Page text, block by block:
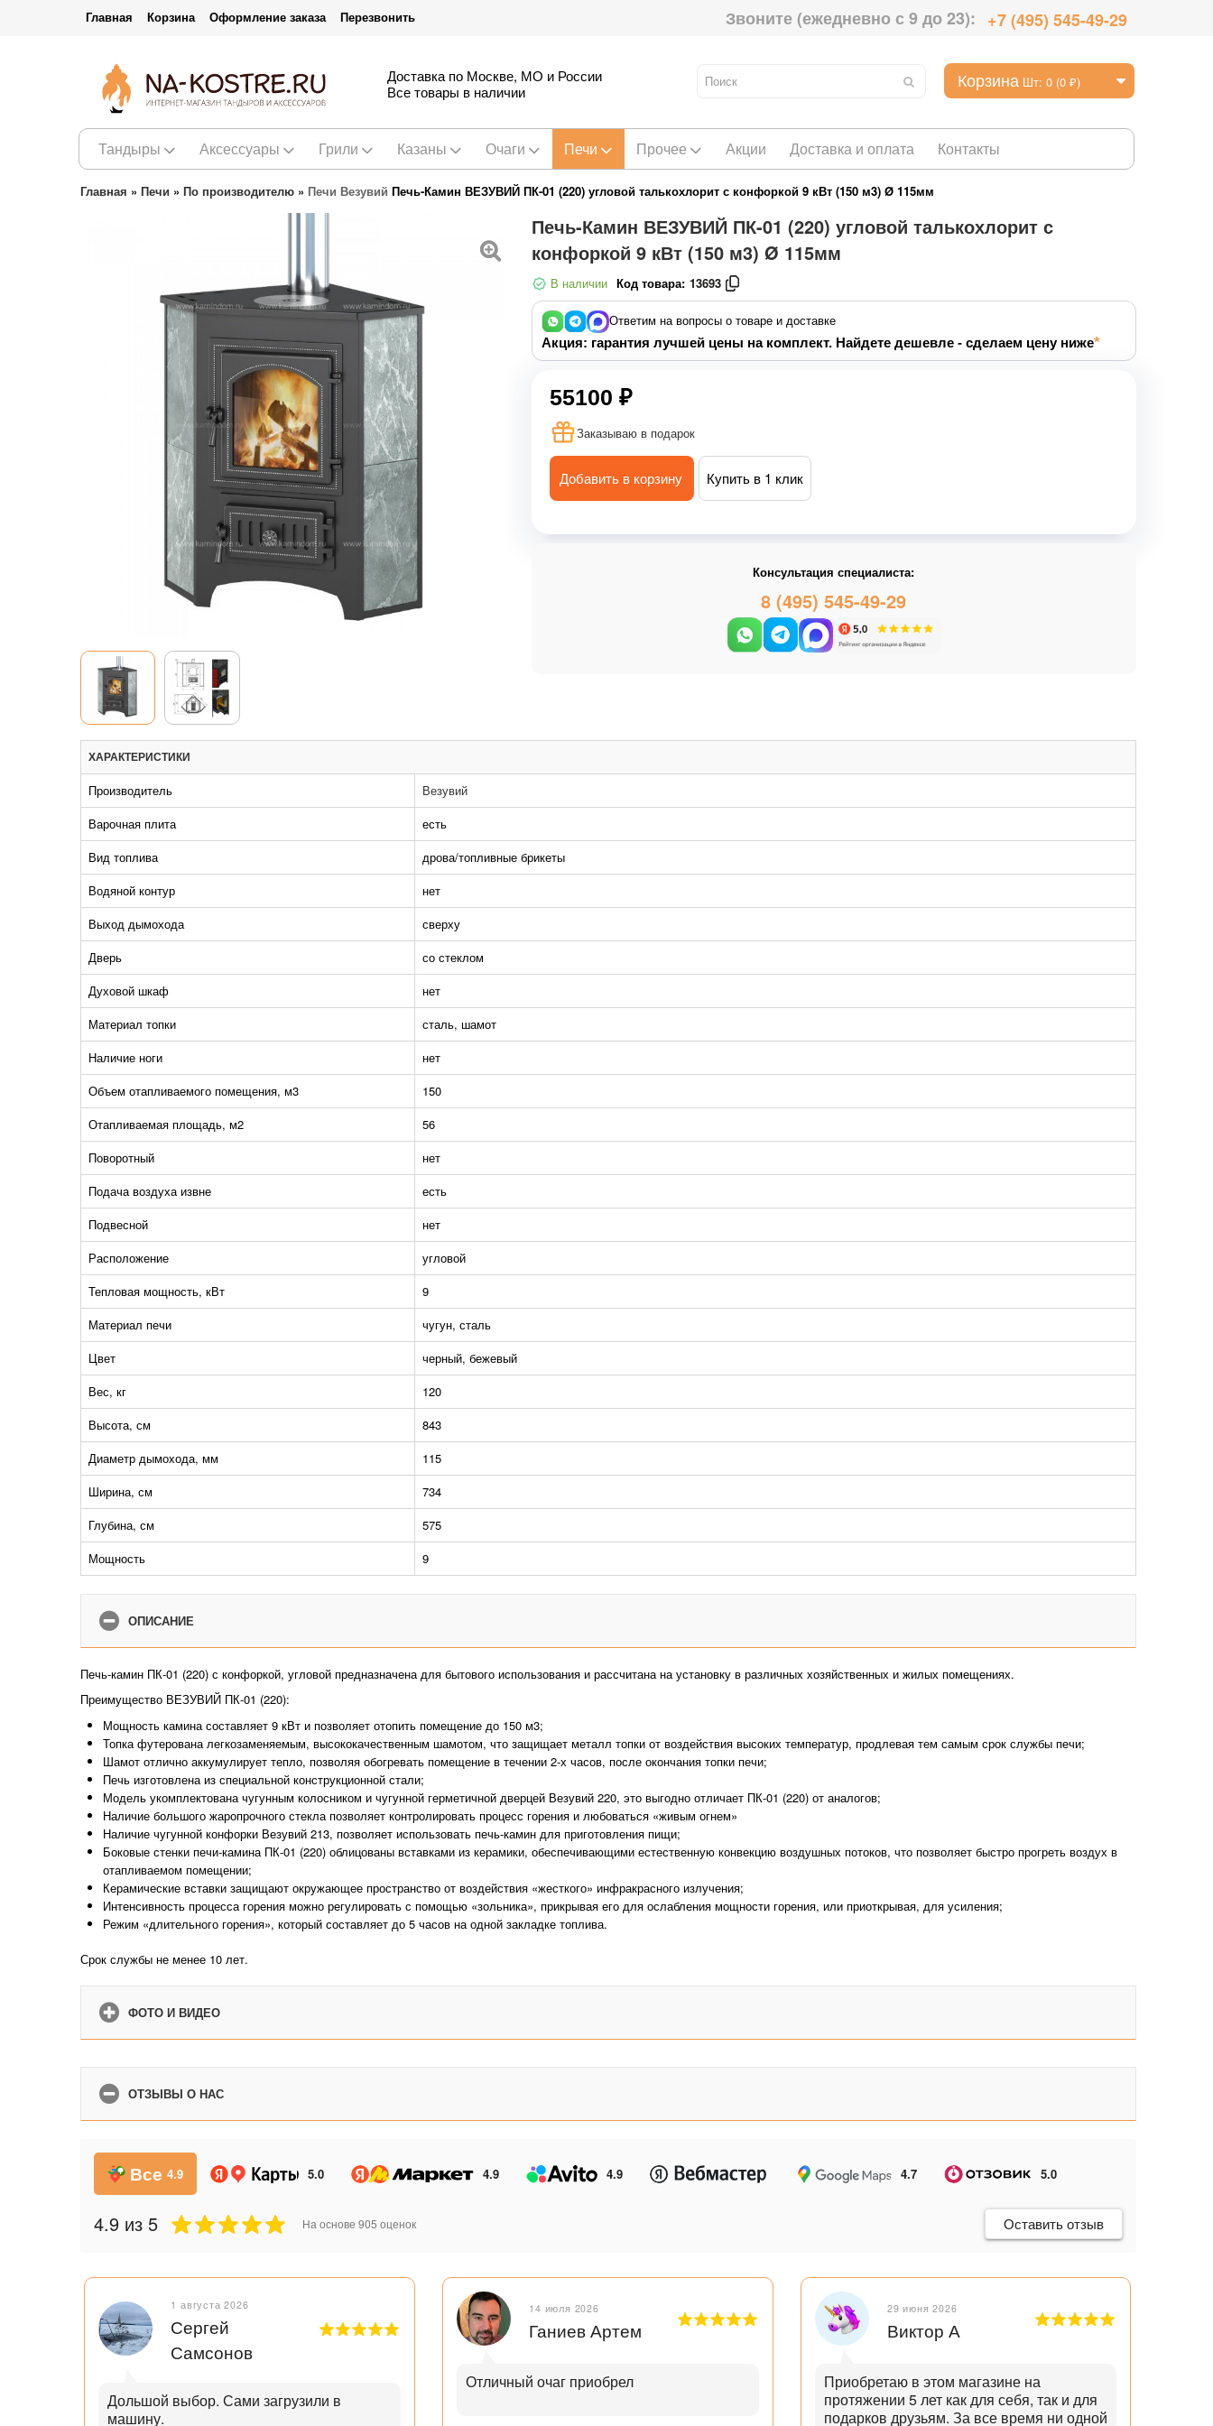
Главная Корзина Оформление заказа Перезвонить Звоните (ежедневно с 9 до 23): +7 (495) 545-49-29
Корзина Шт: 0 (0 ₽)
Доставка по Москве, МО и России
Все товары в наличии
Тандыры Аксессуары Грили Казаны Очаги Печи Прочее Акции Доставка и оплата Контакты
Главная » Печи » По производителю » Печи Везувий Печь-Камин ВЕЗУВИЙ ПК-01 (220) угловой талькохлорит с конфоркой 9 кВт (150 м3) Ø 115мм
Печь-Камин ВЕЗУВИЙ ПК-01 (220) угловой талькохлорит с
конфоркой 9 кВт (150 м3) Ø 115мм
В наличии Код товара: 13693
Ответим на вопросы о товаре и доставке
Акция: гарантия лучшей цены на комплект. Найдете дешевле - сделаем цену ниже
55100 ₽
Заказываю в подарок
Добавить в корзину Купить в 1 клик
Консультация специалиста:
8 (495) 545-49-29
ХАРАКТЕРИСТИКИ
Производитель
Везувий
Варочная плита
есть
Вид топлива
дрова/топливные брикеты
Водяной контур
нет
Выход дымохода
сверху
Дверь
со стеклом
Духовой шкаф
нет
Материал топки
сталь, шамот
Наличие ноги
нет
Объем отапливаемого помещения, м3
150
Отапливаемая площадь, м2
56
Поворотный
нет
Подача воздуха извне
есть
Подвесной
нет
Расположение
угловой
Тепловая мощность, кВт
9
Материал печи
чугун, сталь
Цвет
черный, бежевый
Вес, кг
120
Высота, см
843
Диаметр дымохода, мм
115
Ширина, см
734
Глубина, см
575
Мощность
9
ОПИСАНИЕ
Печь-камин ПК-01 (220) с конфоркой, угловой предназначена для бытового использования и рассчитана на установку в различных хозяйственных и жилых помещениях.
Преимущество ВЕЗУВИЙ ПК-01 (220):
Мощность камина составляет 9 кВт и позволяет отопить помещение до 150 м3;
Топка футерована легкозаменяемым, высококачественным шамотом, что защищает металл топки от воздействия высоких температур, продлевая тем самым срок службы печи;
Шамот отлично аккумулирует тепло, позволяя обогревать помещение в течении 2-х часов, после окончания топки печи;
Печь изготовлена из специальной конструкционной стали;
Модель укомплектована чугунным колосником и чугунной герметичной дверцей Везувий 220, это выгодно отличает ПК-01 (220) от аналогов;
Наличие большого жаропрочного стекла позволяет контролировать процесс горения и любоваться «живым огнем»
Наличие чугунной конфорки Везувий 213, позволяет использовать печь-камин для приготовления пищи;
Боковые стенки печи-камина ПК-01 (220) облицованы вставками из керамики, обеспечивающими естественную конвекцию воздушных потоков, что позволяет быстро прогреть воздух в
отапливаемом помещении;
Керамические вставки защищают окружающее пространство от воздействия «жесткого» инфракрасного излучения;
Интенсивность процесса горения можно регулировать с помощью «зольника», прикрывая его для ослабления мощности горения, или приоткрывая, для усиления;
Режим «длительного горения», который составляет до 5 часов на одной закладке топлива.
Срок службы не менее 10 лет.
ФОТО И ВИДЕО
ОТЗЫВЫ О НАС
Все 4.9 5.0 4.9 4.9 4.7 5.0
4.9из 5 На основе 905 оценок Оставить отзыв
1 августа 2026
Сергей
Самсонов
Дольшой выбор. Сами загрузили в
машину.
14 июля 2026
Ганиев Артем
Отличный очаг приобрел
29 июня 2026
Виктор А
Приобретаю в этом магазине на
протяжении 5 лет как для себя, так и для
подарков друзьям. За все время ни одной